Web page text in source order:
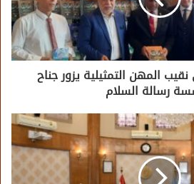
المهن التمثيلية يزور جناح
رسالة السلام